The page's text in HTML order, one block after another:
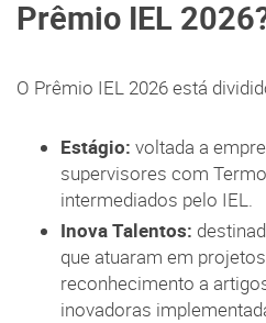
Prêmio IEL
O Prêmio IEL 2026 está
Estágio: voltada a
supervisores com
intermediados pelo IEL.
Inova Talentos:
que atuaram em
reconhecimento a
inovadoras